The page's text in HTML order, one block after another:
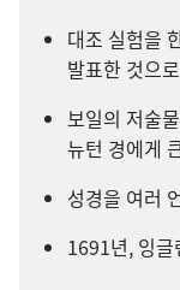
대조 실험을
발표한 것으
보일의 저술
뉴턴 경에게
성경을 여러
1691년, 잉